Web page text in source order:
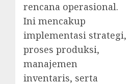
rencana operasional.
Ini mencakup
implementasi strategi,
proses produksi,
manajemen
inventaris, serta